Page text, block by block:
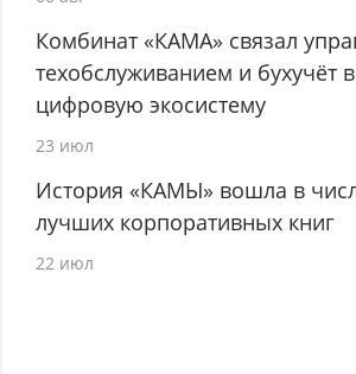
Комбинат «КАМА» связал
техобслуживанием и бухучёт
цифровую экосистему
23 июл
История «КАМЫ» вошла в
лучших корпоративных книг
22 июл